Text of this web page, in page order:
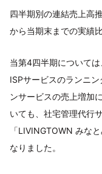
四半期別の連結売上高
から当期末までの実績
当第4四半期について
ISPサービスのランニ
ンサービスの売上増加
いても、社宅管理代行
「LIVINGTOWN みな
なりました。